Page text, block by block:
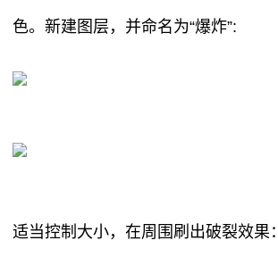
色。新建图层，并命名为“爆炸”:
适当控制大小，在周围刷出破裂效果：